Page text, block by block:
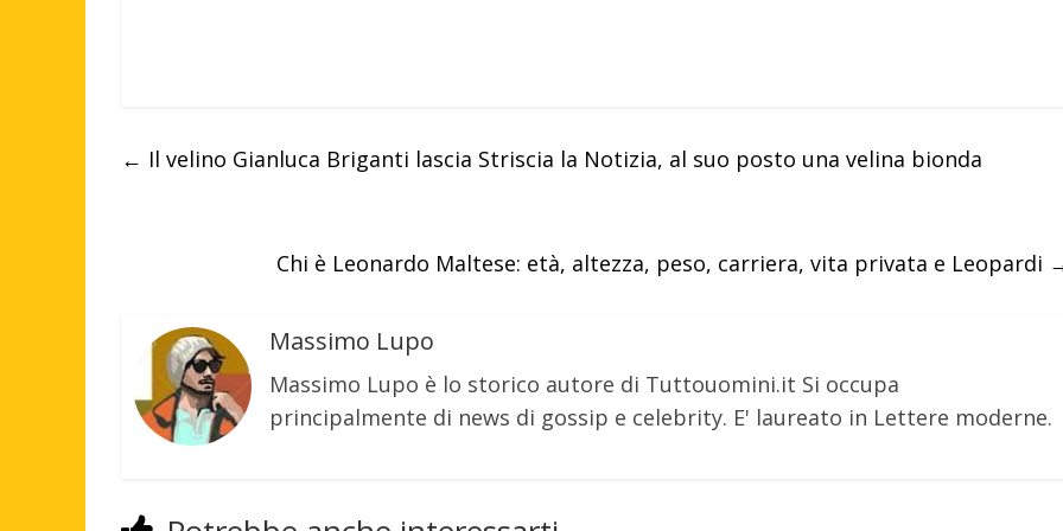
← Il velino Gianluca Briganti lascia Striscia la Notizia, al suo posto una velina bionda
Chi è Leonardo Maltese: età, altezza, peso, carriera, vita privata e Leopardi
Massimo Lupo
Massimo Lupo è lo storico autore di Tuttouomini.it Si occupa
principalmente di news di gossip e celebrity. E' laureato in Lettere moderne.